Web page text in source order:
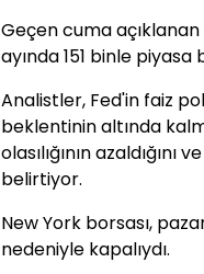
Geçen cuma
ayında 151 binle
Analistler, Fed'in faiz
beklentinin altında
olasılığının
belirtiyor.
New York borsası,
nedeniyle kapalıydı.